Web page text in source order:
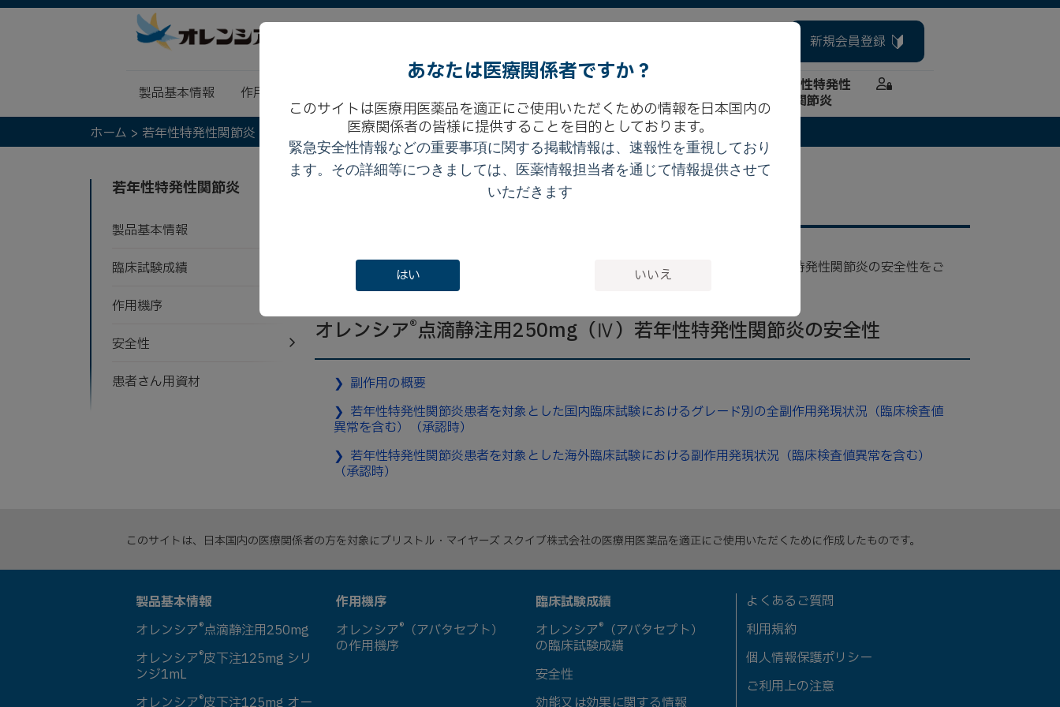
新規会員登録
製品基本情報 作用機序
製品に関する
動画
疾患に関する
動画
コンテンツ
若年性特発性
関節炎
ホーム > 若年性特発性関節炎
若年性特発性関節炎
製品基本情報
臨床試験成績
作用機序
安全性
患者さん用資材
こちらではオレンシア
の既存治療で効果不十分な多関節に活動性を有する若年性特発性関節炎の安全性をご
覧いただけます。
オレンシア®点滴静注用250mg（Ⅳ）若年性特発性関節炎の安全性
❯ 副作用の概要
❯ 若年性特発性関節炎患者を対象とした国内臨床試験におけるグレード別の全副作用発現状況（臨床検査値
異常を含む）（承認時）
❯ 若年性特発性関節炎患者を対象とした海外臨床試験における副作用発現状況（臨床検査値異常を含む）
（承認時）
このサイトは、日本国内の医療関係者の方を対象にブリストル・マイヤーズ スクイブ株式会社の医療用医薬品を適正にご使用いただくために作成したものです。
製品基本情報
オレンシア®点滴静注用250mg
オレンシア®皮下注125mg シリ
ンジ1mL
オレンシア®皮下注125mg オー
作用機序
オレンシア®（アバタセプト）
の作用機序
臨床試験成績
オレンシア®
（アバタセプト）
の臨床試験成績
安全性
効能又は効果に関する情報
よくあるご質問
利用規約
個人情報保護ポリシー
ご利用上の注意
あなたは医療関係者ですか？
このサイトは医療用医薬品を適正にご使用いただくための情報を日本国内の
医療関係者の皆様に提供することを目的としております。
緊急安全性情報などの重要事項に関する掲載情報は、速報性を重視しており
ます。その詳細等につきましては、医薬情報担当者を通じて情報提供させて
いただきます
はい いいえ